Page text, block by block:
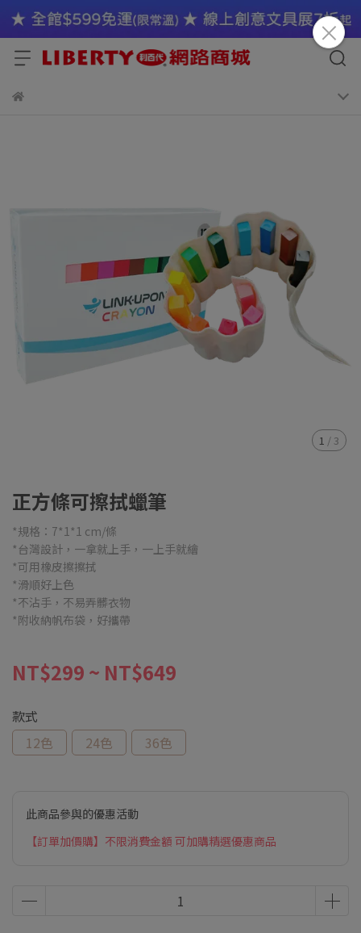
1 / 3
正方條可擦拭蠟筆
*規格：7*1*1 cm/條
*台灣設計，一拿就上手，一上手就繪
*可用橡皮擦擦拭
*滑順好上色
*不沾手，不易弄髒衣物
*附收納帆布袋，好攜帶
NT$299 ~ NT$649
款式
12色
24色 36色
此商品參與的優惠活動
【訂單加價購】不限消費金額 可加購精選優惠商品